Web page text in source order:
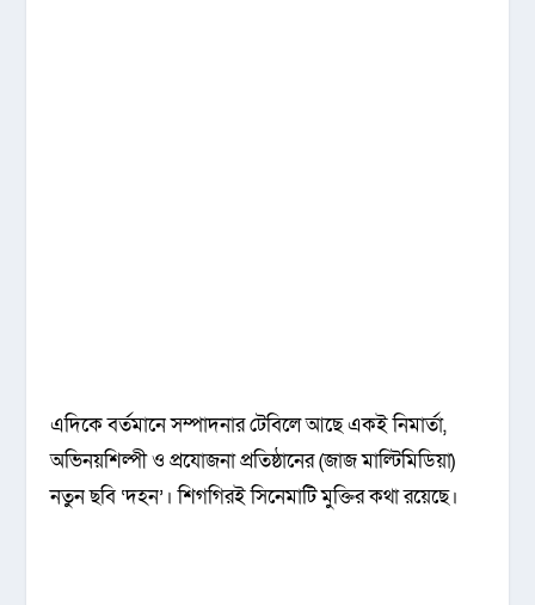
এদিকে বর্তমানে সম্পাদনার টেবিলে আছে একই নিমার্তা,
অভিনয়শিল্পী ও প্রযোজনা প্রতিষ্ঠানের (জাজ মাল্টিমিডিয়া)
নতুন ছবি ‘দহন’। শিগগিরই সিনেমাটি মুক্তির কথা রয়েছে।